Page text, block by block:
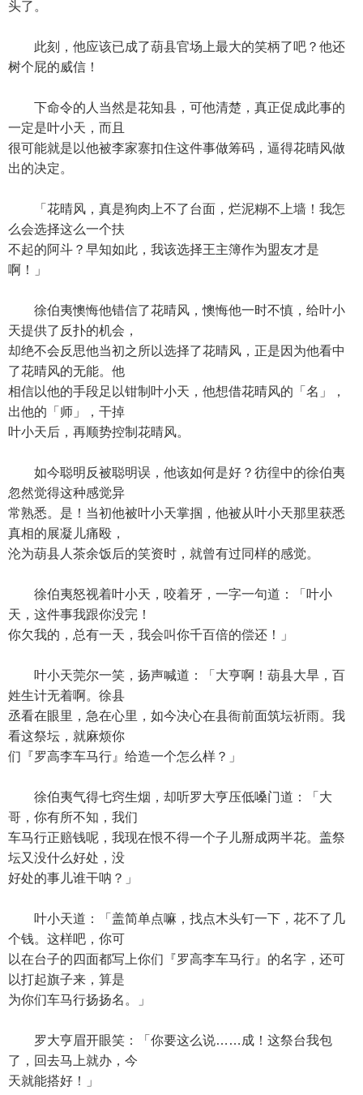
头了。
此刻，他应该已成了葫县官场上最大的笑柄了吧？他还
树个屁的威信！
下命令的人当然是花知县，可他清楚，真正促成此事的
一定是叶小天，而且
很可能就是以他被李家寨扣住这件事做筹码，逼得花晴风做
出的决定。
「花晴风，真是狗肉上不了台面，烂泥糊不上墙！我怎
么会选择这么一个扶
不起的阿斗？早知如此，我该选择王主簿作为盟友才是
啊！」
徐伯夷懊悔他错信了花晴风，懊悔他一时不慎，给叶小
天提供了反扑的机会，
却绝不会反思他当初之所以选择了花晴风，正是因为他看中
了花晴风的无能。他
相信以他的手段足以钳制叶小天，他想借花晴风的「名」，
出他的「师」，干掉
叶小天后，再顺势控制花晴风。
如今聪明反被聪明误，他该如何是好？彷徨中的徐伯夷
忽然觉得这种感觉异
常熟悉。是！当初他被叶小天掌掴，他被从叶小天那里获悉
真相的展凝儿痛殴，
沦为葫县人茶余饭后的笑资时，就曾有过同样的感觉。
徐伯夷怒视着叶小天，咬着牙，一字一句道：「叶小
天，这件事我跟你没完！
你欠我的，总有一天，我会叫你千百倍的偿还！」
叶小天莞尔一笑，扬声喊道：「大亨啊！葫县大旱，百
姓生计无着啊。徐县
丞看在眼里，急在心里，如今决心在县衙前面筑坛祈雨。我
看这祭坛，就麻烦你
们『罗高李车马行』给造一个怎么样？」
徐伯夷气得七窍生烟，却听罗大亨压低嗓门道：「大
哥，你有所不知，我们
车马行正赔钱呢，我现在恨不得一个子儿掰成两半花。盖祭
坛又没什么好处，没
好处的事儿谁干呐？」
叶小天道：「盖简单点嘛，找点木头钉一下，花不了几
个钱。这样吧，你可
以在台子的四面都写上你们『罗高李车马行』的名字，还可
以打起旗子来，算是
为你们车马行扬扬名。」
罗大亨眉开眼笑：「你要这么说……成！这祭台我包
了，回去马上就办，今
天就能搭好！」